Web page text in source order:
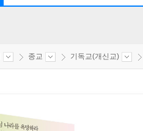
종교 기독교(개신교)